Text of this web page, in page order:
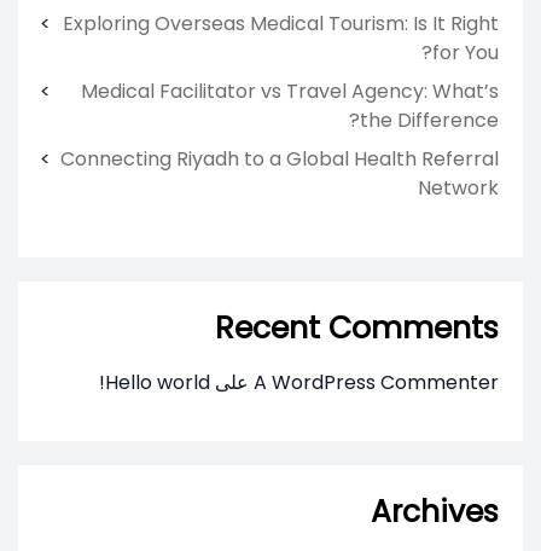
Exploring Overseas Medical Tourism: Is It Right
for You?
Medical Facilitator vs Travel Agency: What’s
the Difference?
Connecting Riyadh to a Global Health Referral
Network
Recent Comments
A WordPress Commenter على Hello world!
Archives